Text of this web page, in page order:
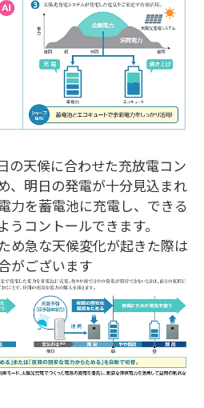
の天候に合わせた充放電コン
、明日の発電が十分見込まれ
力を蓄電池に充電し、できる
コントールできます。
め急な天候変化が起きた際は
がございます